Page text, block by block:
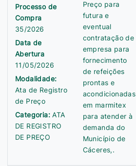
Processo de
Compra
35/2026
Data de
Abertura
11/05/2026
Modalidade:
Ata de Registro
de Preço
Categoria:ATA
DE REGISTRO
DE PREÇO
Preço para
futura e
eventual
contratação de
empresa para
fornecimento
de refeições
prontas e
acondicionadas
em marmitex
para atender à
demanda do
Município de
Cáceres,.